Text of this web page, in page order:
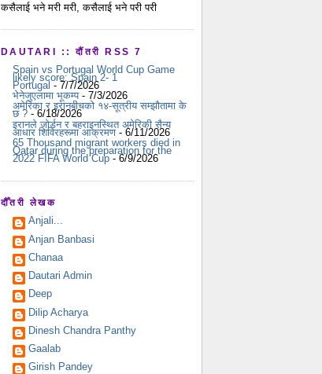
कसैलाई भने मरी मरी, कसैलाई भने परी परी
DAUTARI :: दौंतरी RSS 7
Spain vs Portugal World Cup Game
likely score: Spain 2- 1
Portugal - 7/7/2026
भेनेजुएलामा भूकम्प- 7/3/2026
अमेरिका र इरानबीचको १४-सूत्रीय सम्झौतामा के
छ ? - 6/18/2026
इरानले जोर्डन र बहराइनस्थित अमेरिकी सैन्य
आधार शिविरहरूमा आक्रमण- 6/11/2026
65 Thousand migrant workers died in
Qatar during the preparation for the
2022 FIFA World Cup - 6/9/2026
दौँतरी लेखक
Anjali...
Anjan Banbasi
Chanaa
Dautari Admin
Deep
Dilip Acharya
Dinesh Chandra Panthy
Gaalab
Girish Pandey